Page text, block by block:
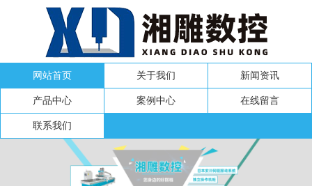
网站首页 关于我们 新闻资讯
产品中心 案例中心 在线留言
联系我们